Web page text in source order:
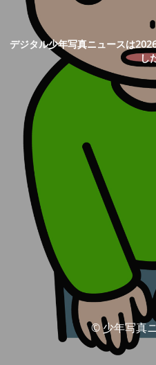
デジタル少年写真ニュースは
し
© 少年写真